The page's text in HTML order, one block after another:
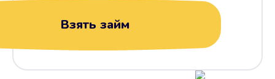
Взять займ